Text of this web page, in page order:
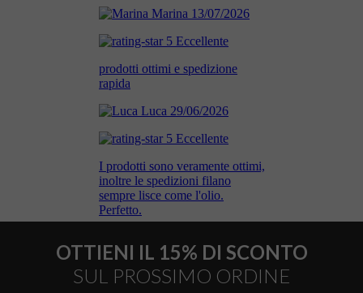
OTTIENI IL 15% DI SCONTO
SUL PROSSIMO ORDINE